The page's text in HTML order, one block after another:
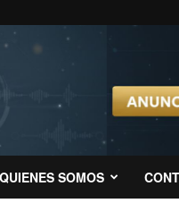
QUIENES SOMOS